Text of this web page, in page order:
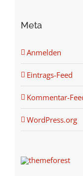
Meta
Anmelden
Eintrags-Feed
Kommentar-
WordPress.org